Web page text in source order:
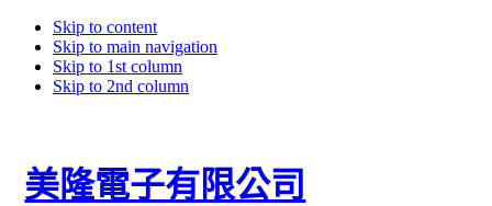
Skip to content
Skip to main navigation
Skip to 1st column
Skip to 2nd column
美隆電子有限公司